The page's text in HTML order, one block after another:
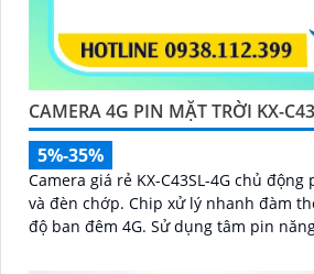
CAMERA 4G PIN MẶT TRỜI KX-
5%-35%
Camera giá rẻ KX-C43SL-4G chủ
và đèn chớp. Chip xử lý nhanh đàm thoại 2 chiều hồng ngoại 30m chế
độ ban đêm 4G. Sử dụng tâm